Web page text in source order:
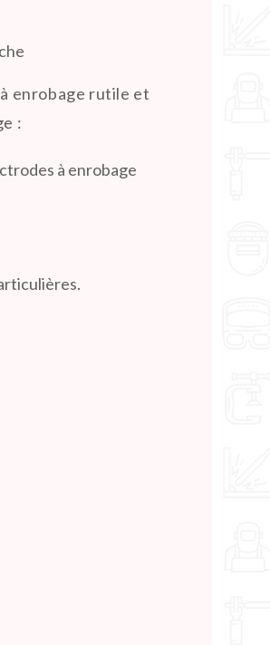
enrobage rutile et
:
à enrobage